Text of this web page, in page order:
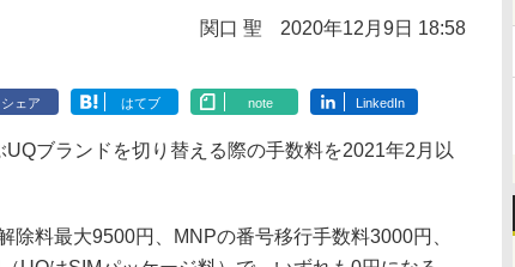
関口 聖 2020年12月9日 18:58
シェア はてブ note LinkedIn
ブランドを切り替える際の手数料を2021年2月以
料最大9500円、MNPの番号移行手数料3000円、